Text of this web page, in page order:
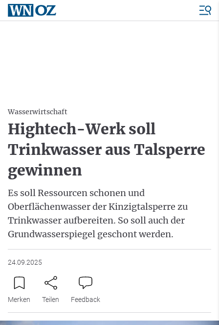
Wasserwirtschaft
Hightech-Werk soll
Trinkwasser aus Talsperre
gewinnen
Es soll Ressourcen schonen und
Oberflächenwasser der Kinzigtalsperre zu
Trinkwasser aufbereiten. So soll auch der
Grundwasserspiegel geschont werden.
24.09.2025
Merken Teilen Feedback